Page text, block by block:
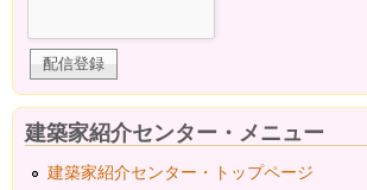
建築家紹介センター・メニュー
建築家紹介センター・トップページ